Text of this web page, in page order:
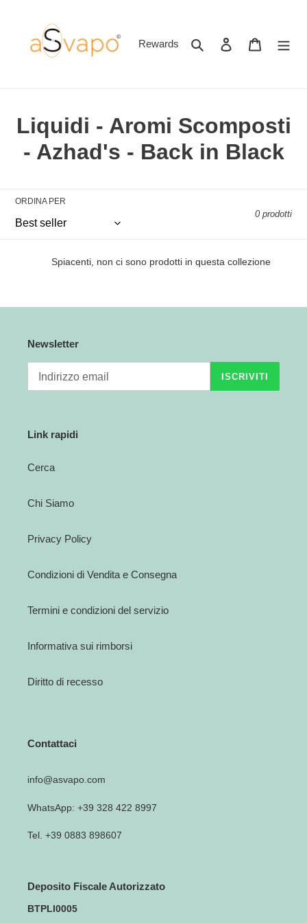
direttamente
contenuti
Rewards Cerca Accedi Carrello
C
o
l
e
o
n
Liquidi - Aromi Scomposti
- Azhad's - Back in Black
ORDINA PER
0 prodotti
Spiacenti, non ci sono prodotti in questa collezione
Newsletter
ISCRIVITI
Link rapidi
Cerca
Chi Siamo
Privacy Policy
Condizioni di Vendita e Consegna
Termini e condizioni del servizio
Informativa sui rimborsi
Diritto di recesso
Contattaci
info@asvapo.com
WhatsApp: +39 328 422 8997
Tel. +39 0883 898607
Deposito Fiscale Autorizzato
BTPLI0005